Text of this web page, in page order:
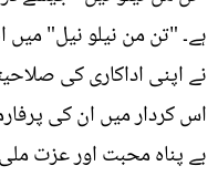
ہے۔ "تن من نیلو نیل" میں
نے اپنی اداکاری کی
اس کردار میں ان کی
بے پناہ محبت اور عزت